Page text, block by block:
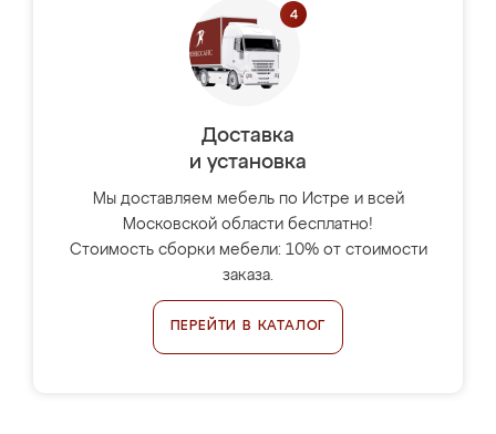
Доставка
и установка
Мы доставляем мебель по Истре и всей
Московской области бесплатно!
Стоимость сборки мебели: 10% от стоимости
заказа.
ПЕРЕЙТИ В КАТАЛОГ